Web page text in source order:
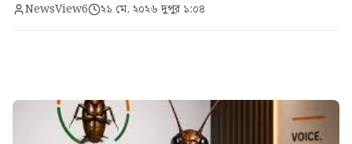
NewsView6 ২১ মে, ২০২৬ দুপুর ১:০৪